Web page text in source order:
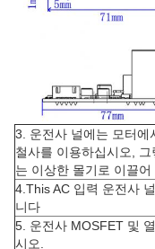
3. 운전사 널에는 모터
철사를 이용하십시오,
는 이상한 몰기로 이끌어
4.This AC 입력 운전사
니다
5. 운전사 MOSFET 및
시오.